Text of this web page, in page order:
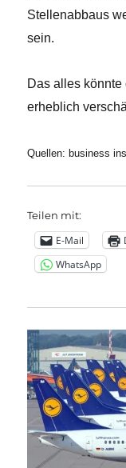
Stellenabbaus
sein.
Das alles
erheblich
Quellen: business
Teilen mit:
E-Mail
WhatsApp